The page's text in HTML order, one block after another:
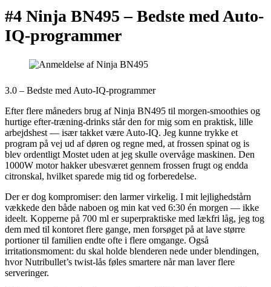
#4 Ninja BN495 –Bedste med Auto-
IQ-programmer
3.0 – Bedste med Auto-IQ-programmer
Efter flere måneders brug af Ninja BN495 til morgen-smoothies og
hurtige efter-træning-drinks står den for mig som en praktisk, lille
arbejdshest — især takket være Auto-IQ. Jeg kunne trykke et
program på vej ud af døren og regne med, at frossen spinat og is
blev ordentligt Mostet uden at jeg skulle overvåge maskinen. Den
1000W motor hakker ubesværet gennem frossen frugt og endda
citronskal, hvilket sparede mig tid og forberedelse.
Der er dog kompromiser: den larmer virkelig. I mit lejlighedstårn
vækkede den både naboen og min kat ved 6:30 én morgen — ikke
ideelt. Kopperne på 700 ml er superpraktiske med lækfri låg, jeg tog
dem med til kontoret flere gange, men forsøget på at lave større
portioner til familien endte ofte i flere omgange. Også
irritationsmoment: du skal holde blenderen nede under blendingen,
hvor Nutribullet’s twist-lås føles smartere når man laver flere
serveringer.